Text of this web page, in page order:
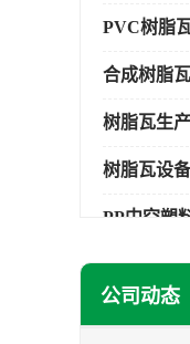
PVC树脂
合成树脂
树脂瓦生
树脂瓦设备
塑料建筑
公司动态